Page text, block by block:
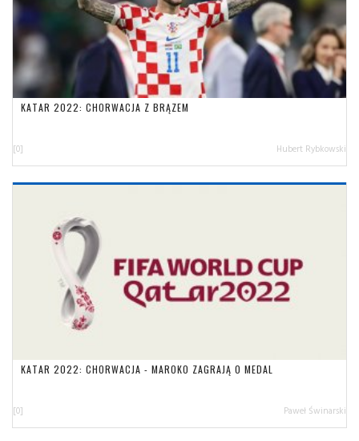
KATAR 2022: CHORWACJA Z BRĄZEM
[0] Hubert Rybkowski
KATAR 2022: CHORWACJA - MAROKO ZAGRAJĄ O MEDAL
[0] Paweł Świnarski